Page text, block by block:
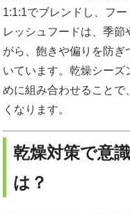
1:1:1でブレンドし、フ
レッシュフードは、季
がら、飽きや偏りを防ぎ
いています。乾燥シーズ
めに組み合わせることで
くなります。
乾燥対策で意
は？